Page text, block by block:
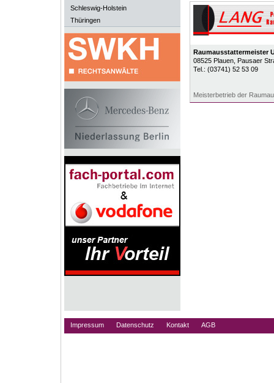
Schleswig-Holstein
Thüringen
Raumausstattermeister
08525 Plauen, Pausaer
Tel.: (03741) 52 53 09
Meisterbetrieb der
Impressum Datenschutz Kontakt AGB